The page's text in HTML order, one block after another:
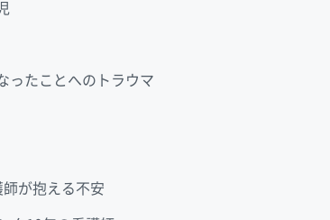
ったことへのトラウマ
が抱える不安